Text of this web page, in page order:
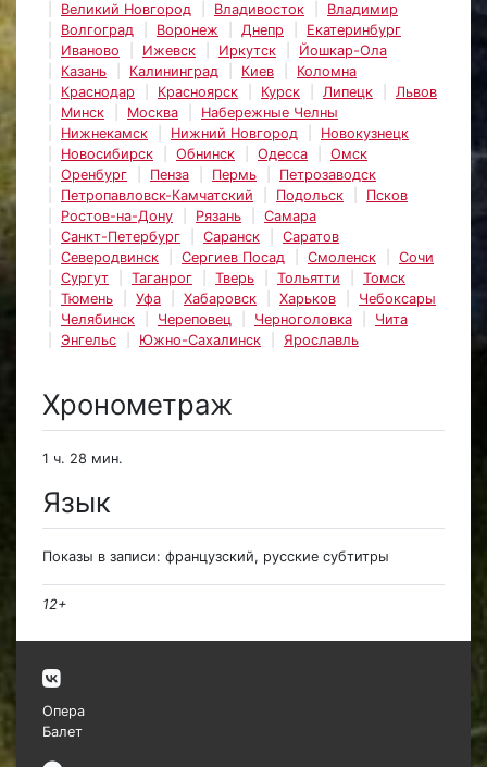
Великий Новгород
Владивосток
Владимир
Волгоград
Воронеж Днепр
Екатеринбург
Иваново
Ижевск Иркутск
Йошкар-Ола
Казань
Калининград Киев
Коломна
Краснодар
Красноярск Курск Липецк
Львов
Минск
Москва
Набережные Челны
Нижнекамск
Нижний Новгород
Новокузнецк
Новосибирск
Обнинск Одесса
Омск
Оренбург
Пенза Пермь
Петрозаводск
Петропавловск-Камчатский
Подольск
Псков
Ростов-на-Дону
Рязань
Самара
Санкт-Петербург
Саранск
Саратов
Северодвинск
Сергиев Посад Смоленск
Сочи
Сургут
Таганрог Тверь Тольятти
Томск
Тюмень
Уфа Хабаровск Харьков
Чебоксары
Челябинск
Череповец Черноголовка
Чита
Энгельс
Южно-Сахалинск Ярославль
Хронометраж
1 ч. 28 мин.
Язык
Показы в записи: французский, русские субтитры
12+
Опера
Балет